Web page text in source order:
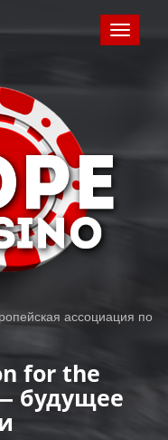
Toggle
ассоциация по
for the
будущее